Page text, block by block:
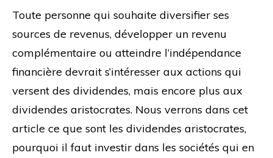
Toute personne qui souhaite diversifier ses
sources de revenus, développer un revenu
complémentaire ou atteindre l’indépendance
financière devrait s’intéresser aux actions qui
versent des dividendes, mais encore plus aux
dividendes aristocrates. Nous verrons dans cet
article ce que sont les dividendes aristocrates,
pourquoi il faut investir dans les sociétés qui en